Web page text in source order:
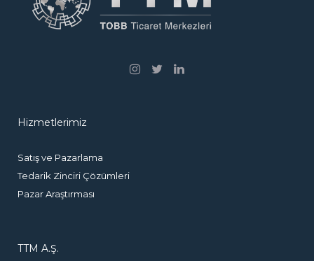
Hizmetlerimiz
Satış ve Pazarlama
Tedarik Zinciri Çözümleri
Pazar Araştırması
TTM A.Ş.